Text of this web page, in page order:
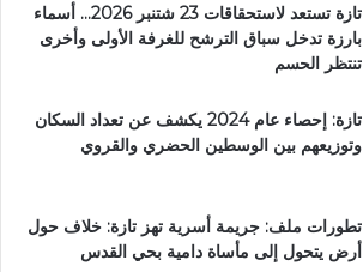
تازة تستعد لاستحقاقات 23 شتنبر 2026… أسماء
بارزة تدخل سباق الترشح للغرفة الأولى وأخرى
تنتظر الحسم
تازة: إحصاء عام 2024 يكشف عن تعداد السكان
وتوزيعهم بين الوسطين الحضري والقروي
تطورات ملف: جريمة أسرية تهز تازة: خلاف حول
أرض يتحول إلى مأساة دامية بحي القدس